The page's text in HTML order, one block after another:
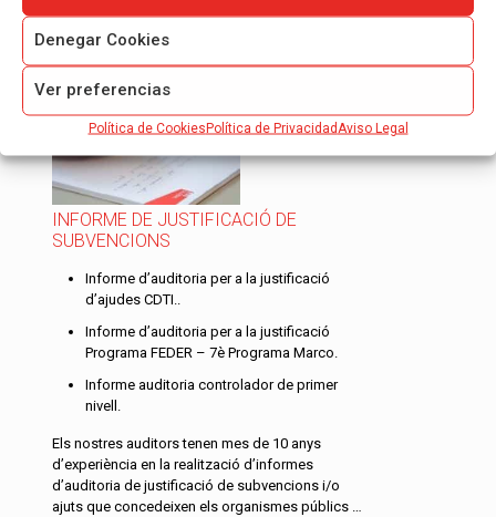
Denegar Cookies
Ver preferencias
Política de CookiesPolítica de Privacidad Aviso Legal
Llegir més
INFORME DE JUSTIFICACIÓ DE
SUBVENCIONS
Informe d’auditoria per a la justificació
d’ajudes CDTI..
Informe d’auditoria per a la justificació
Programa FEDER – 7è Programa Marco.
Informe auditoria controlador de primer
nivell.
Els nostres auditors tenen mes de 10 anys
d’experiència en la realització d’informes
d’auditoria de justificació de subvencions i/o
ajuts que concedeixen els organismes públics …